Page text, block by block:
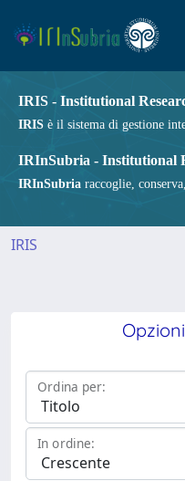
IRIS - Institutional
IRIS è il sistema di gestione
IRInSubria - Institutional
IRInSubria raccoglie,
IRIS
Opzioni
Ordina per:
In ordine: